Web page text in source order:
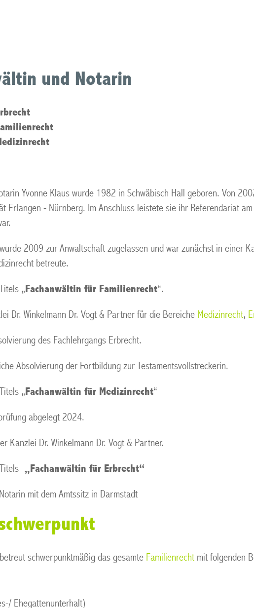
und Notarin
Yvonne Klaus wurde 1982 in Schwäbisch Hall geboren. Von
Erlangen - Nürnberg. Im Anschluss leistete sie ihr Referendariat
2009 zur Anwaltschaft zugelassen und war zunächst in einer
betreute.
„Fachanwältin für Familienrecht“.
Dr. Winkelmann Dr. Vogt & Partner für die Bereiche Medizinrecht,
des Fachlehrgangs Erbrecht.
Absolvierung der Fortbildung zur Testamentsvollstreckerin.
„Fachanwältin für Medizinrecht“
abgelegt 2024.
Kanzlei Dr. Winkelmann Dr. Vogt & Partner.
„Fachanwältin für Erbrecht“
mit dem Amtssitz in Darmstadt
schwerpunktmäßig das gesamte Familienrecht mit folgenden
Ehegattenunterhalt)